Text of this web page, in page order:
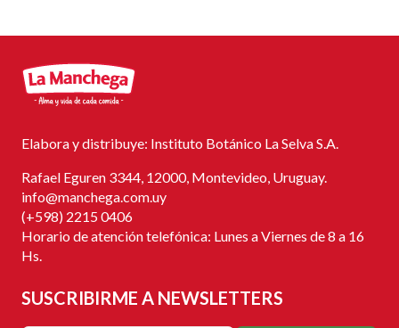
Elabora y distribuye: Instituto Botánico La Selva S.A.
Rafael Eguren 3344, 12000, Montevideo, Uruguay.
info@manchega.com.uy
(+598) 2215 0406
Horario de atención telefónica: Lunes a Viernes de 8 a 16
Hs.
SUSCRIBIRME A NEWSLETTERS